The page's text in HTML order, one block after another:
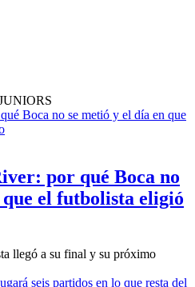
por qué Boca no
el futbolista eligió
llegó a su final y su próximo